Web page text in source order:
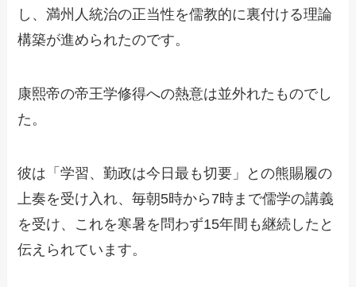
し、満州人統治の正当性を儒教的に裏付ける理論
構築が進められたのです。
康熙帝の帝王学修得への熱意は並外れたものでし
た。
彼は「学習、勤政は今日最も切要」との熊賜履の
上奏を受け入れ、毎朝5時から7時まで儒学の講義
を受け、これを寒暑を問わず15年間も継続したと
伝えられています。